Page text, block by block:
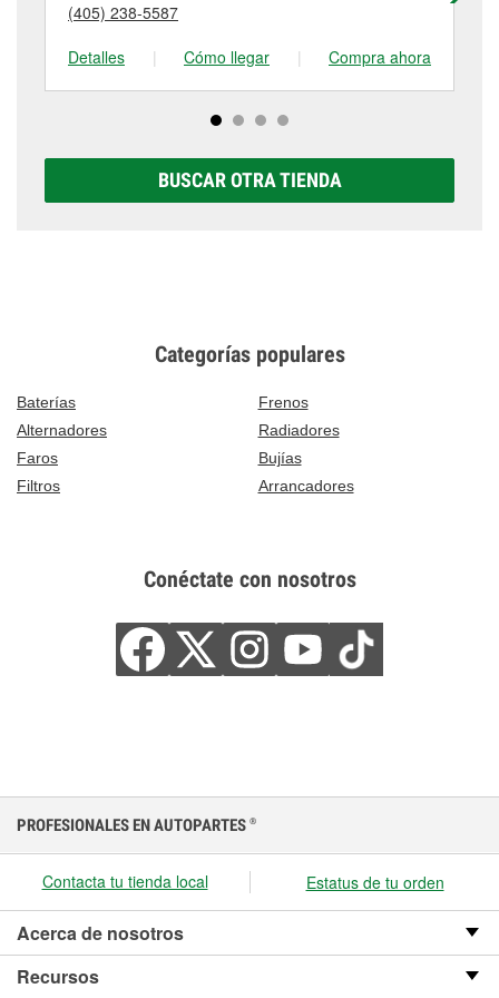
en 1715 West Broadway, Sulphur, OK.
tienda #287 para obtener más información.
(405) 238-5587
Detalles
| Cómo llegar | Compra ahora
BUSCAR OTRA TIENDA
Categorías populares
Baterías
Frenos
Alternadores
Radiadores
Faros
Bujías
Filtros
Arrancadores
Conéctate con nosotros
PROFESIONALES EN AUTOPARTES ®
Contacta tu tienda local Estatus de tu orden
Acerca de nosotros
Recursos